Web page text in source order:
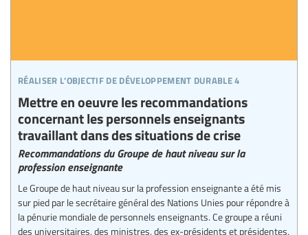
réaliser l’objectif de développement durable 4
Mettre en oeuvre les recommandations
concernant les personnels enseignants
travaillant dans des situations de crise
Recommandations du Groupe de haut niveau sur la
profession enseignante
Le Groupe de haut niveau sur la profession enseignante a été mis
sur pied par le secrétaire général des Nations Unies pour répondre à
la pénurie mondiale de personnels enseignants. Ce groupe a réuni
des universitaires, des ministres, des ex-présidents et présidentes,